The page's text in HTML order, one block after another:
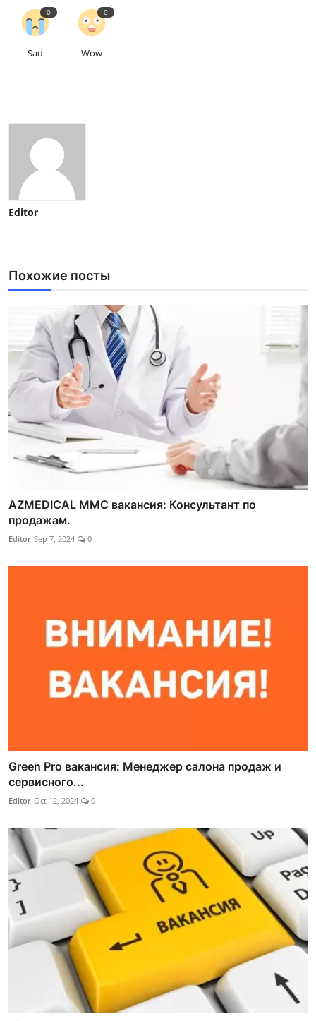
0
Sad
0
Wow
Editor
Похожие посты
AZMEDICAL MMC вакансия: Консультант по
продажам.
Editor Sep 7, 2024 0
Green Pro вакансия: Менеджер салона продаж и
сервисного...
Editor Oct 12, 2024 0